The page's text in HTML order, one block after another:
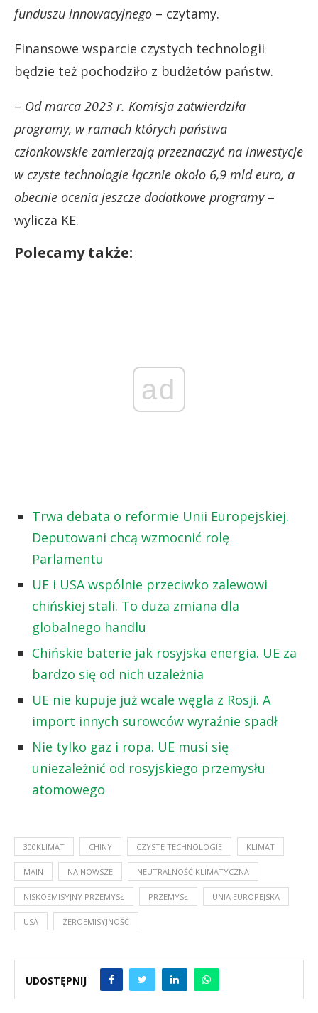
funduszu innowacyjnego – czytamy.
Finansowe wsparcie czystych technologii
będzie też pochodziło z budżetów państw.
– Od marca 2023 r. Komisja zatwierdziła
programy, w ramach których państwa
członkowskie zamierzają przeznaczyć na inwestycje
w czyste technologie łącznie około 6,9 mld euro, a
obecnie ocenia jeszcze dodatkowe programy–
wylicza KE.
Polecamy także:
ad
Trwa debata o reformie Unii Europejskiej.
Deputowani chcą wzmocnić rolę
Parlamentu
UE i USA wspólnie przeciwko zalewowi
chińskiej stali. To duża zmiana dla
globalnego handlu
Chińskie baterie jak rosyjska energia. UE za
bardzo się od nich uzależnia
UE nie kupuje już wcale węgla z Rosji. A
import innych surowców wyraźnie spadł
Nie tylko gaz i ropa. UE musi się
uniezależnić od rosyjskiego przemysłu
atomowego
300KLIMAT CHINY CZYSTE TECHNOLOGIE KLIMAT
MAIN NAJNOWSZE NEUTRALNOŚĆ KLIMATYCZNA
NISKOEMISYJNY PRZEMYSŁ PRZEMYSŁ UNIA EUROPEJSKA
USA ZEROEMISYJNOŚĆ
UDOSTĘPNIJ